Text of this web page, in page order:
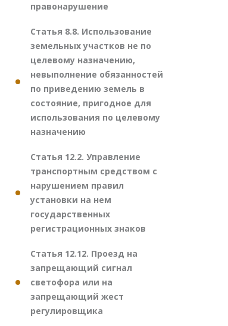
правонарушение
Статья 8.8. Использование
земельных участков не по
целевому назначению,
невыполнение обязанностей
по приведению земель в
состояние, пригодное для
использования по целевому
назначению
Статья 12.2. Управление
транспортным средством с
нарушением правил
установки на нем
государственных
регистрационных знаков
Статья 12.12. Проезд на
запрещающий сигнал
светофора или на
запрещающий жест
регулировщика